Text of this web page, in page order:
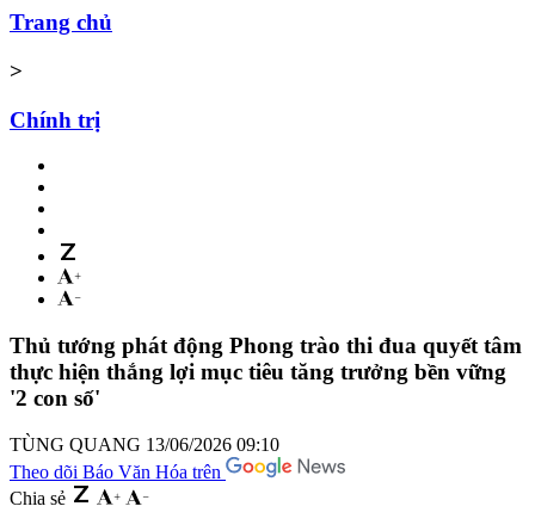
Trang chủ
>
Chính trị
Thủ tướng phát động Phong trào thi đua quyết tâm
thực hiện thắng lợi mục tiêu tăng trưởng bền vững
'2 con số'
TÙNG QUANG 13/06/2026 09:10
Theo dõi Báo Văn Hóa trên
Chia sẻ